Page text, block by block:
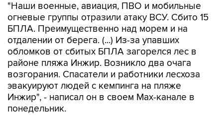
"Наши военные, авиация, ПВО и мобильные
огневые группы отразили атаку ВСУ. Сбито 15
БПЛА. Преимущественно над морем и на
отдалении от берега. (...) Из-за упавших
обломков от сбитых БПЛА загорелся лес в
районе пляжа Инжир. Возникло два очага
возгорания. Спасатели и работники лесхоза
эвакуируют людей с кемпинга на пляже
Инжир", - написал он в своем Мах-канале в
понедельник.